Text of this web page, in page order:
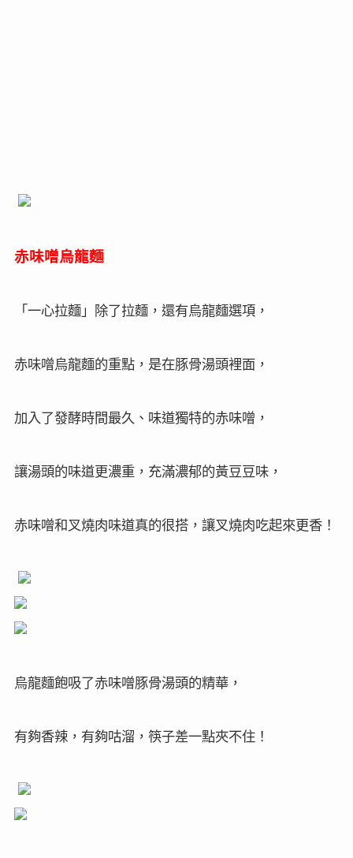
赤味噌烏龍麵
「一心拉麵」除了拉麵，還有烏龍麵選項，
赤味噌烏龍麵的重點，是在豚骨湯頭裡面，
加入了發酵時間最久、味道獨特的赤味噌，
讓湯頭的味道更濃重，充滿濃郁的黃豆豆味，
赤味噌和叉燒肉味道真的很搭，讓叉燒肉吃起來更香！
烏龍麵飽吸了赤味噌豚骨湯頭的精華，
有夠香辣，有夠咕溜，筷子差一點夾不住！